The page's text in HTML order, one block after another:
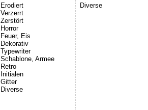
Erodiert
Verzerrt
Zerstört
Horror
Feuer, Eis
Dekorativ
Typewriter
Schablone, Armee
Retro
Initialen
Gitter
Diverse
Diverse